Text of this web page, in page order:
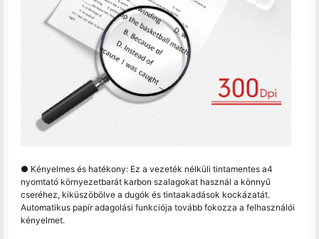
● Kényelmes és hatékony: Ez a vezeték nélküli tintamentes a4
nyomtató környezetbarát karbon szalagokat használ a könnyű
cseréhez, kiküszöbölve a dugók és tintaakadások kockázatát.
Automatikus papír adagolási funkciója tovább fokozza a felhasználói
kényelmet.